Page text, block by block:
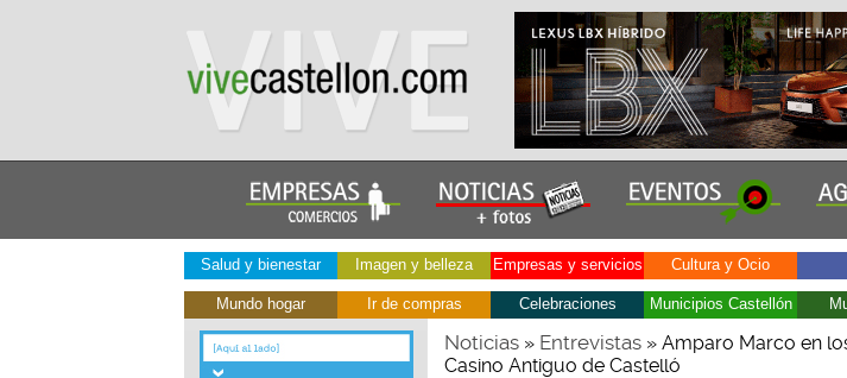
Salud y bienestar Imagen y belleza Empresas y servicios Cultura y Ocio
Mundo hogar Ir de compras Celebraciones Municipios Castellón
Noticias» Entrevistas» Amparo Marco en
Casino Antiguo de Castelló